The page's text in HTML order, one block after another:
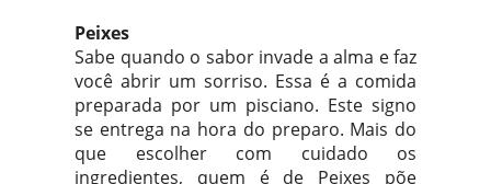
Peixes
Sabe quando o sabor invade a alma e faz
você abrir um sorriso. Essa é a comida
preparada por um pisciano. Este signo
se entrega na hora do preparo. Mais do
que escolher com cuidado os
ingredientes, quem é de Peixes põe